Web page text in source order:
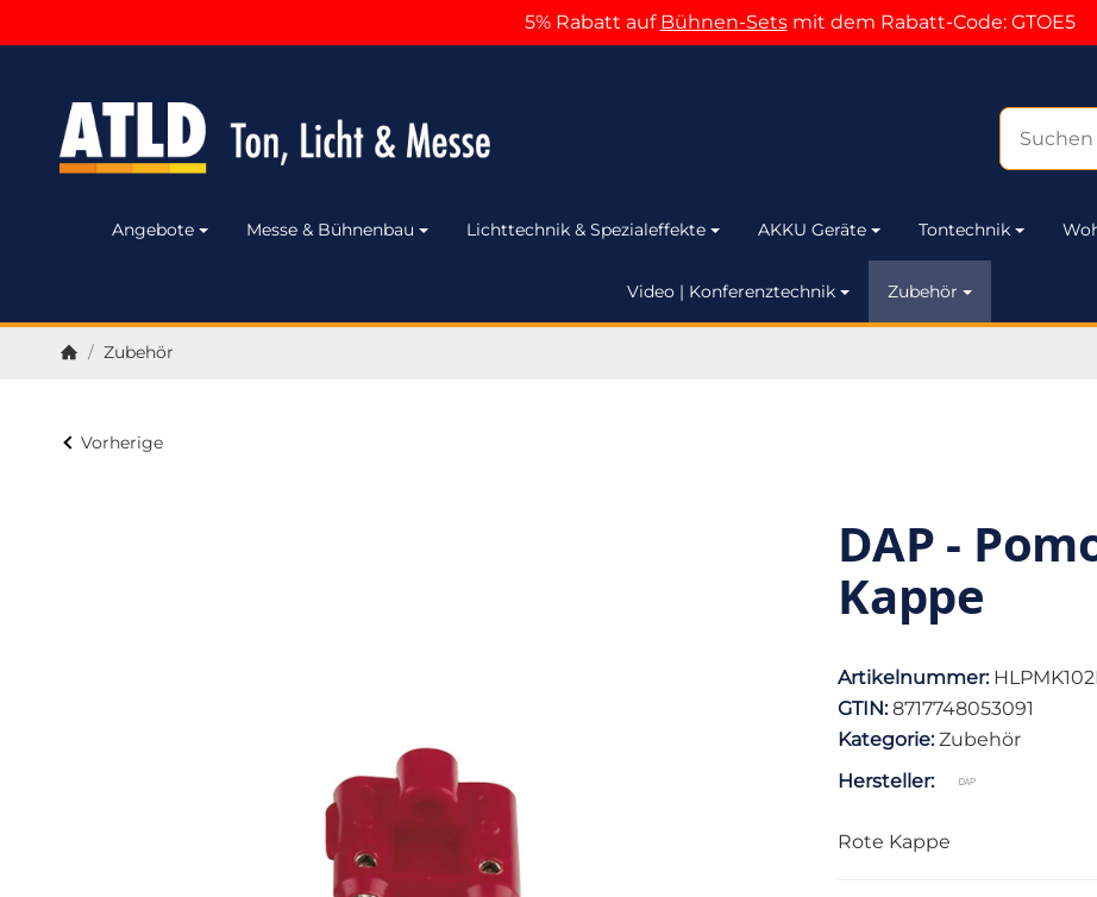
5% Rabatt auf Bühnen-Setsmit dem Rabatt-Code: GTOE5
Angebote Messe & Bühnenbau Lichttechnik & Spezialeffekte AKKU Geräte Tontechnik
Video | Konferenztechnik Zubehör
/ Zubehör
Vorherige
DAP -
Kappe
Artikelnummer:
GTIN:8717748053091
Kategorie:Zubehör
Hersteller:
Rote Kappe